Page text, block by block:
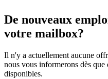
De nouveaux
votre mailbox?
Il n'y a actuellement aucune
nous vous informerons dès
disponibles.